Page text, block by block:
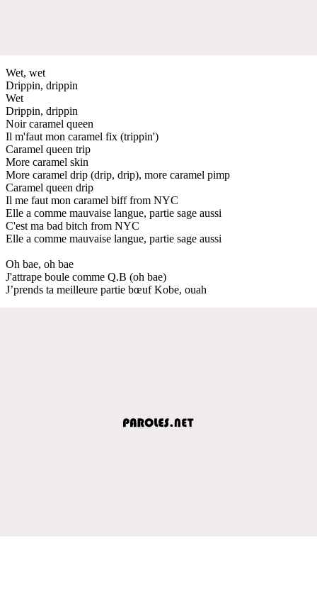
Wet, wet
Drippin, drippin
Wet
Drippin, drippin
Noir caramel queen
Il m'faut mon caramel fix (trippin')
Caramel queen trip
More caramel skin
More caramel drip (drip, drip), more caramel pimp
Caramel queen drip
Il me faut mon caramel biff from NYC
Elle a comme mauvaise langue, partie sage aussi
C'est ma bad bitch from NYC
Elle a comme mauvaise langue, partie sage aussi
Oh bae, oh bae
J'attrape boule comme Q.B (oh bae)
J’prends ta meilleure partie bœuf Kobe, ouah